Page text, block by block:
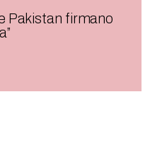
Pakistan firmano